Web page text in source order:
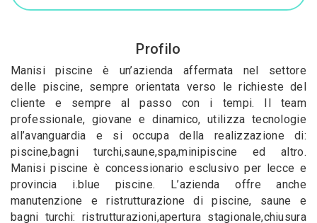
Profilo
Manisi piscine è un’azienda affermata nel settore
delle piscine, sempre orientata verso le richieste del
cliente e sempre al passo con i tempi. Il team
professionale, giovane e dinamico, utilizza tecnologie
all’avanguardia e si occupa della realizzazione di:
piscine,bagni turchi,saune,spa,minipiscine ed altro.
Manisi piscine è concessionario esclusivo per lecce e
provincia i.blue piscine. L’azienda offre anche
manutenzione e ristrutturazione di piscine, saune e
bagni turchi: ristrutturazioni,apertura stagionale,chiusura